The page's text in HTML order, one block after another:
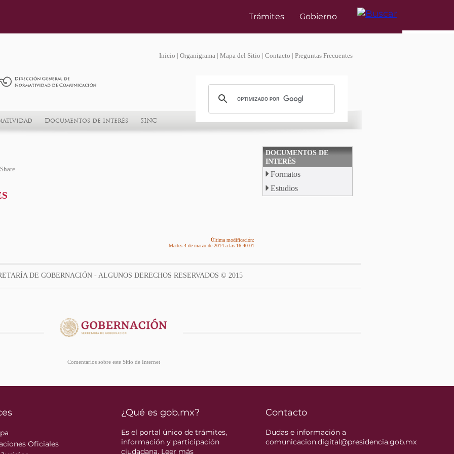
Inicio Organigrama Mapa del Sitio Contacto Preguntas Frecuentes
Documentos de interés SINC
Última modificación:
Martes 4 de marzo de 2014 a las 16:40:01
DOCUMENTOS DE
INTERÉS
Formatos
Estudios
DE GOBERNACIÓN - ALGUNOS DERECHOS RESERVADOS © 2015
Comentarios sobre este Sitio de Internet